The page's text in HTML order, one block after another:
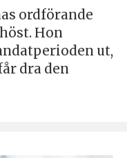
ordförande
Hon
ut,
dra den